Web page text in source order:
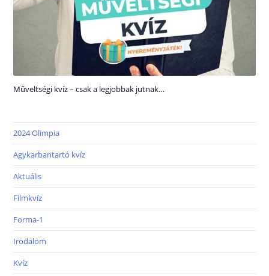
Műveltségi kvíz – csak a legjobbak jutnak…
2024 Olimpia
Agykarbantartó kvíz
Aktuális
Filmkvíz
Forma-1
Irodalom
Kvíz